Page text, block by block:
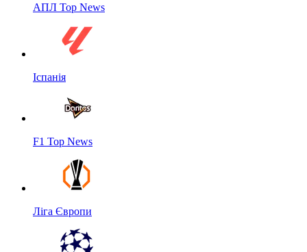
АПЛ Top News
Іспанія
F1 Top News
Ліга Європи